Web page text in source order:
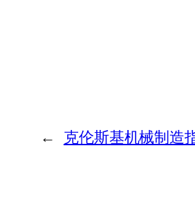
← 克伦斯基机械制造